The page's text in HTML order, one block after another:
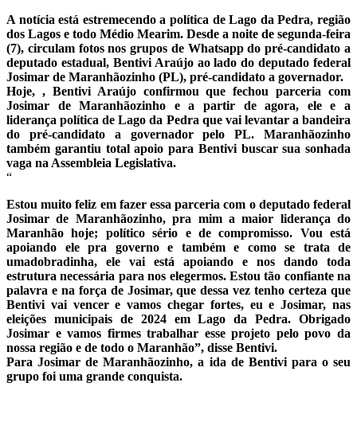
A notícia está estremecendo a política de Lago da Pedra, região
dos Lagos e todo Médio Mearim. Desde a noite de segunda-feira
(7), circulam fotos nos grupos de Whatsapp do pré-candidato a
deputado estadual, Bentivi Araújo ao lado do deputado federal
Josimar de Maranhãozinho (PL), pré-candidato a governador.
Hoje, , Bentivi Araújo confirmou que fechou parceria com
Josimar de Maranhãozinho e a partir de agora, ele e a
liderança política de Lago da Pedra que vai levantar a bandeira
do pré-candidato a governador pelo PL. Maranhãozinho
também garantiu total apoio para Bentivi buscar sua sonhada
vaga na Assembleia Legislativa.
“
Estou muito feliz em fazer essa parceria com o deputado federal
Josimar de Maranhãozinho, pra mim a maior liderança do
Maranhão hoje; político sério e de compromisso. Vou está
apoiando ele pra governo e também e como se trata de
umadobradinha, ele vai está apoiando e nos dando toda
estrutura necessária para nos elegermos. Estou tão confiante na
palavra e na força de Josimar, que dessa vez tenho certeza que
Bentivi vai vencer e vamos chegar fortes, eu e Josimar, nas
eleições municipais de 2024 em Lago da Pedra. Obrigado
Josimar e vamos firmes trabalhar esse projeto pelo povo da
nossa região e de todo o Maranhão”, disse Bentivi.
Para Josimar de Maranhãozinho, a ida de Bentivi para o seu
grupo foi uma grande conquista.